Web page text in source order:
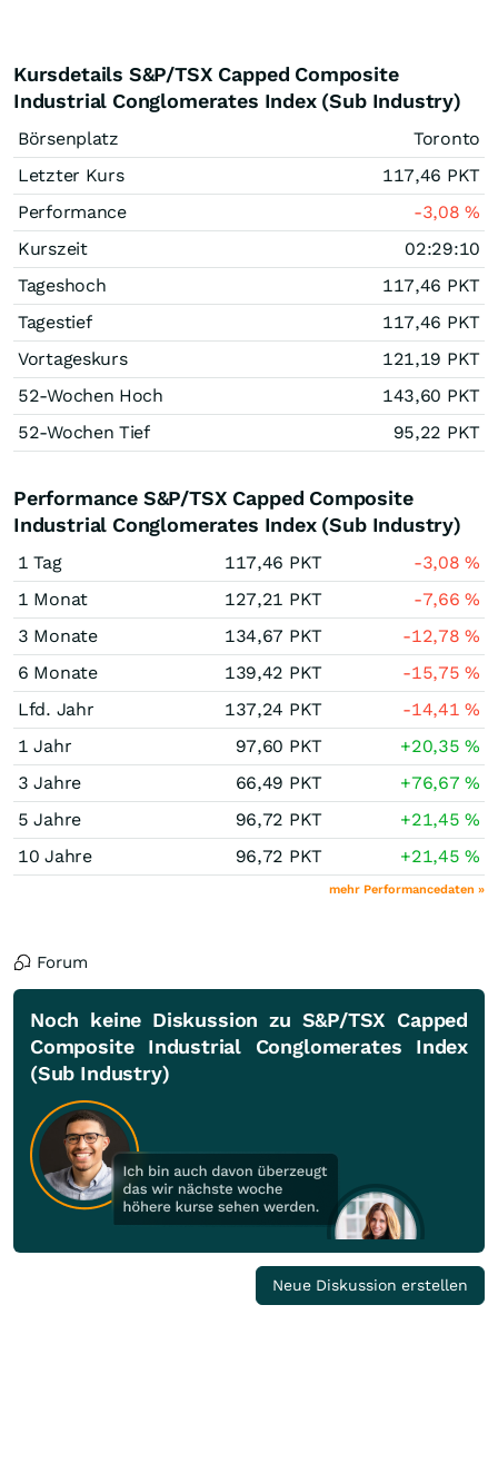
Kursdetails S&P/TSX Capped Composite
Industrial Conglomerates Index (Sub Industry)
Börsenplatz
Toronto
Letzter Kurs
117,46 PKT
Performance
-3,08%
Kurszeit
02:29:10
Tageshoch
117,46 PKT
Tagestief
117,46 PKT
Vortageskurs
121,19 PKT
52-Wochen Hoch
143,60 PKT
52-Wochen Tief
95,22 PKT
Performance S&P/TSX Capped Composite
Industrial Conglomerates Index (Sub Industry)
1 Tag 117,46 PKT -3,08%
1 Monat
127,21 PKT -7,66%
3 Monate
134,67 PKT -12,78%
6 Monate
139,42 PKT -15,75%
Lfd. Jahr
137,24 PKT -14,41%
1 Jahr
97,60 PKT +20,35%
3 Jahre
66,49 PKT +76,67%
5 Jahre
96,72 PKT +21,45%
10 Jahre
96,72 PKT +21,45%
mehr Performancedaten »
Forum
Noch keine Diskussion zu S&P/TSX Capped
Composite Industrial Conglomerates Index
(Sub Industry)
Neue Diskussion erstellen